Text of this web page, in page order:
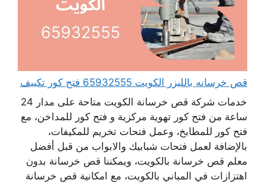
قص خرسانه بالليزر الكويت 65932555 فتح كور تكييف
خدمات شركة قص خرسانة الكويت متاحة على مدار 24
ساعة من فتح كور تهوية مركزية و فتح كور للمداخن، مع
فتح كور للمطابخ، وعمل فتحات تخريم للمكيفات،
بالإضافة لعمل فتحات شبابيك والابواب من قبل أفضل
معلم قص خرسانة بالكويت، ويمكننا قص خرسانة بدون
اهتزازات في المباني بالكويت، مع امكانية قص خرسانة